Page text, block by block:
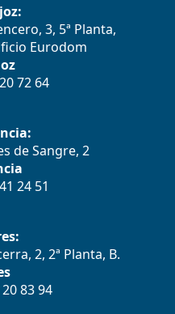
3, 5ª Planta,
Eurodom
72 64
de Sangre, 2
24 51
2, 2ª Planta, B.
83 94